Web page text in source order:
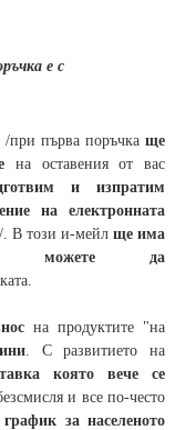
е с
/при първа поръчка ще
на оставения от вас
и изпратим
на електронната
. В този и-мейл ще има
можете да
на продуктите "на
. С развитието на
която вече се
и все по-често
за населеното